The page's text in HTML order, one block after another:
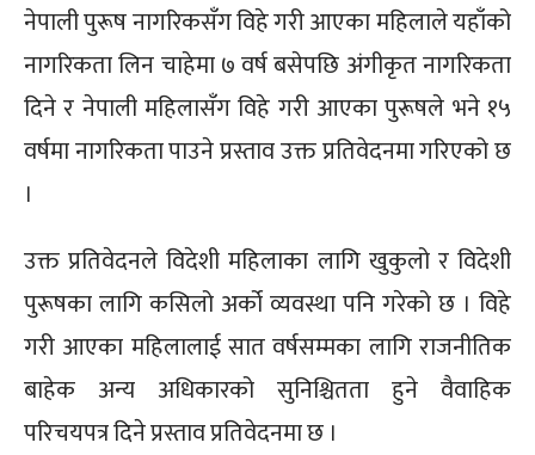
नेपाली पुरूष नागरिकसँग विहे गरी आएका महिलाले यहाँको
नागरिकता लिन चाहेमा ७ वर्ष बसेपछि अंगीकृत नागरिकता
दिने र नेपाली महिलासँग विहे गरी आएका पुरूषले भने १५
वर्षमा नागरिकता पाउने प्रस्ताव उक्त प्रतिवेदनमा गरिएको छ
।
उक्त प्रतिवेदनले विदेशी महिलाका लागि खुकुलो र विदेशी
पुरूषका लागि कसिलो अर्को व्यवस्था पनि गरेको छ । विहे
गरी आएका महिलालाई सात वर्षसम्मका लागि राजनीतिक
बाहेक अन्य अधिकारको सुनिश्चितता हुने वैवाहिक
परिचयपत्र दिने प्रस्ताव प्रतिवेदनमा छ ।